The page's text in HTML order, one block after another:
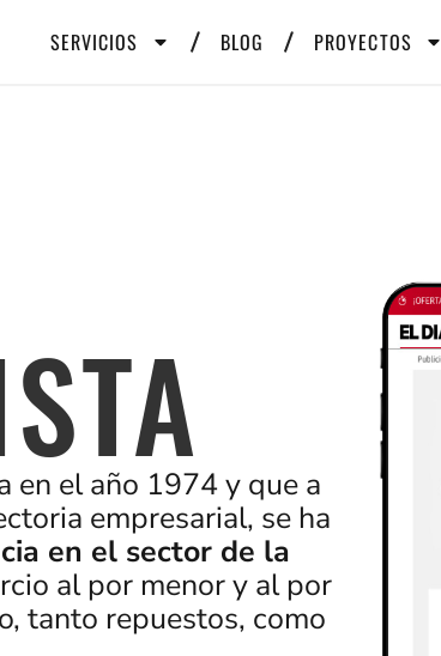
SERVICIOS BLOG PROYECTOS
en el año 1974 y que a
empresarial, se ha
en el sector de la
al por menor y al por
tanto repuestos, como